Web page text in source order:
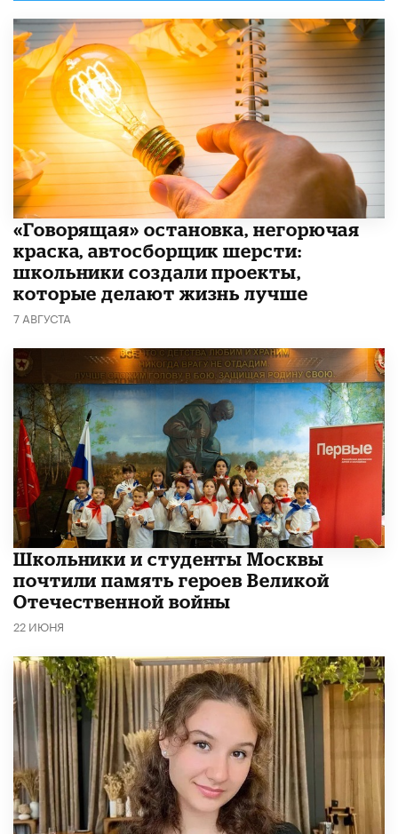
​«Говорящая» остановка, негорючая
краска, автосборщик шерсти:
школьники создали проекты,
которые делают жизнь лучше
7 АВГУСТА
Школьники и студенты Москвы
почтили память героев Великой
Отечественной войны
22 ИЮНЯ